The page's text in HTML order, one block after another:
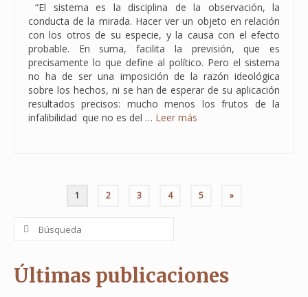
“El sistema es la disciplina de la observación, la
conducta de la mirada. Hacer ver un objeto en relación
con los otros de su especie, y la causa con el efecto
probable. En suma, facilita la previsión, que es
precisamente lo que define al político. Pero el sistema
no ha de ser una imposición de la razón ideológica
sobre los hechos, ni se han de esperar de su aplicación
resultados precisos: mucho menos los frutos de la
infalibilidad que no es del … Leer más
1 2 3 4 5 »
Buscar
por:
Últimas publicaciones